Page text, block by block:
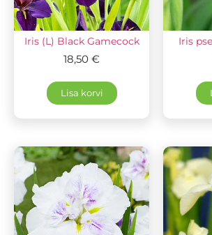
Iris (L) Black Gamecock
18,50 €
Lisa korvi
Iris